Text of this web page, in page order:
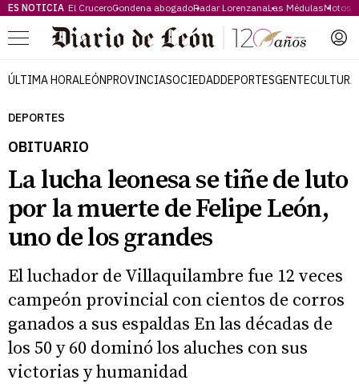
ES NOTICIA El CruceroCondena abogadoRadar LorenzanaLas MédulasMotos
Menú
ÚLTIMA HORALEÓNPROVINCIASOCIEDADDEPORTESGENTECULTURA
DEPORTES
OBITUARIO
La lucha leonesa se tiñe de luto
por la muerte de Felipe León,
uno de los grandes
El luchador de Villaquilambre fue 12 veces
campeón provincial con cientos de corros
ganados a sus espaldas En las décadas de
los 50 y 60 dominó los aluches con sus
victorias y humanidad